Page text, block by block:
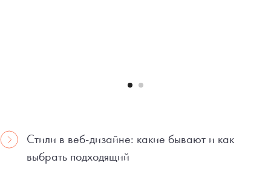
Стили в веб-дизайне: какие бывают и как
выбрать подходящий